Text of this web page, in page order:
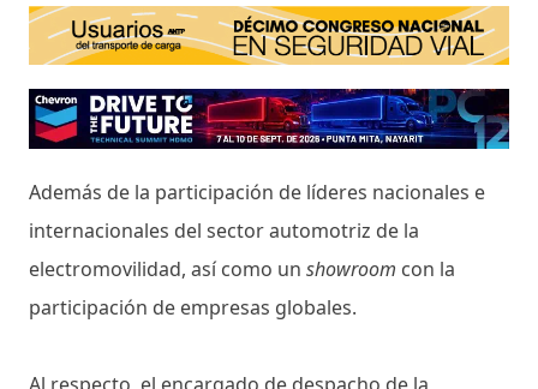
Además de la participación de líderes nacionales e
internacionales del sector automotriz de la
electromovilidad, así como un showroom con la
participación de empresas globales.